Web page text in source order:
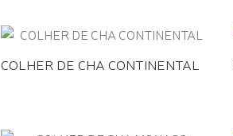
COLHER DE CHA CONTINENTAL